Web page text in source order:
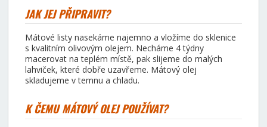
JAK JEJPŘIPRAVIT?
Mátové listy nasekáme najemno a vložíme do sklenice
s kvalitním olivovým olejem. Necháme 4 týdny
macerovat na teplém místě, pak slijeme do malých
lahviček, které dobře uzavřeme. Mátový olej
skladujeme v temnu a chladu.
K ČEMU MÁTOVÝ OLEJ POUŽÍVAT?